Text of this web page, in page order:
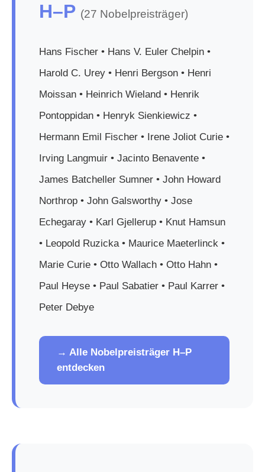
H–P (27 Nobelpreisträger)
Hans Fischer • Hans V. Euler Chelpin •
Harold C. Urey • Henri Bergson • Henri
Moissan • Heinrich Wieland • Henrik
Pontoppidan • Henryk Sienkiewicz •
Hermann Emil Fischer • Irene Joliot Curie •
Irving Langmuir • Jacinto Benavente •
James Batcheller Sumner • John Howard
Northrop • John Galsworthy • Jose
Echegaray • Karl Gjellerup • Knut Hamsun
• Leopold Ruzicka • Maurice Maeterlinck •
Marie Curie • Otto Wallach • Otto Hahn •
Paul Heyse • Paul Sabatier • Paul Karrer •
Peter Debye
→ Alle Nobelpreisträger H–P
entdecken